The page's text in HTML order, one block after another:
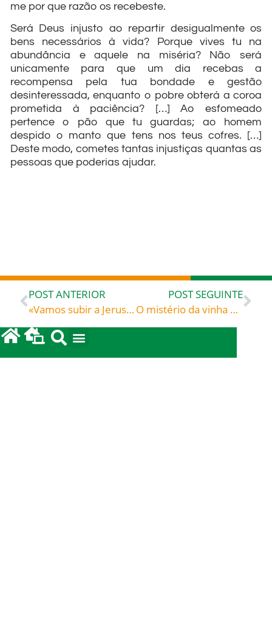
me por que razão os recebeste.
Será Deus injusto ao repartir desigualmente os
bens necessários à vida? Porque vives tu na
abundância e aquele na miséria? Não será
unicamente para que um dia recebas a
recompensa pela tua bondade e gestão
desinteressada, enquanto o pobre obterá a coroa
prometida à paciência? […] Ao esfomeado
pertence o pão que tu guardas; ao homem
despido o manto que tens nos teus cofres. […]
Deste modo, cometes tantas injustiças quantas as
pessoas que poderias ajudar.
POST ANTERIOR
«Vamos subir a Jerusalém» – Liturgia latina das horas – Leituras Bíblicas
POST SEGUINTE
O mistério da vinha de Deus – São Bernardo (1091-1153), monge cisterciense e Doutor da Igreja
leia também...